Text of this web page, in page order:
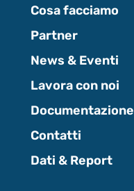
Cosa facciamo
Partner
News & Eventi
Lavora con noi
Documentazione
Contatti
Dati & Report